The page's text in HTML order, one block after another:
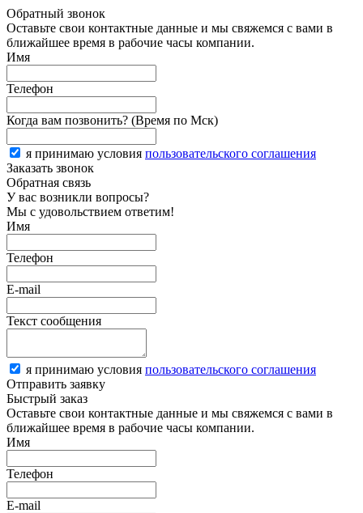
Обратный звонок
Оставьте свои контактные данные и мы свяжемся с вами в
ближайшее время в рабочие часы компании.
Имя
Телефон
Когда вам позвонить? (Время по Мск)
я принимаю условия пользовательского соглашения
Заказать звонок
Обратная связь
У вас возникли вопросы?
Мы с удовольствием ответим!
Имя
Телефон
E-mail
Текст сообщения
я принимаю условия пользовательского соглашения
Отправить заявку
Быстрый заказ
Оставьте свои контактные данные и мы свяжемся с вами в
ближайшее время в рабочие часы компании.
Имя
Телефон
E-mail